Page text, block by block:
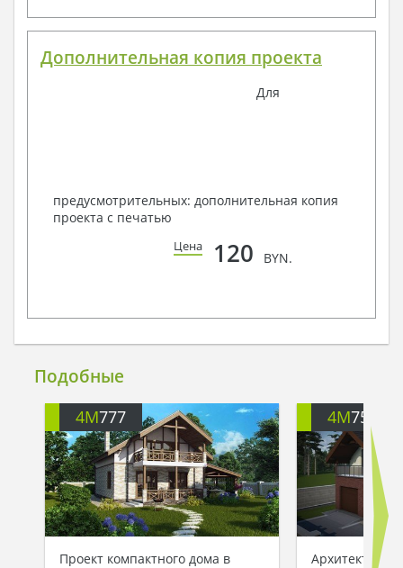
Дополнительная копия проекта
Для
предусмотрительных: дополнительная копия
проекта с печатью
Цена 120 BYN.
Подобные
4M777
Проект компактного дома в
4M751